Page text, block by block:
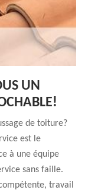
UN
de toiture?
est le
à une équipe
sans faille.
travail